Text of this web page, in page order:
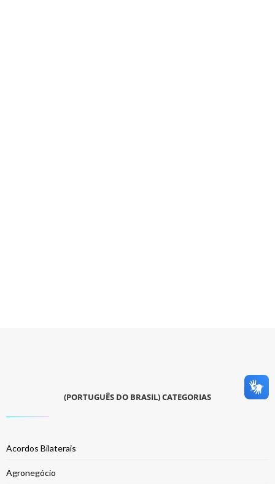
(PORTUGUÊS DO BRASIL) CATEGORIAS
Acordos Bilaterais
Agronegócio